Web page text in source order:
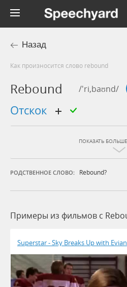
Назад
Как произносится слово rebound
Rebound /'ri,baʊnd/
отскок
ПОКАЗАТЬ
РОДСТВЕННОЕ СЛОВО: Rebound?
Примеры из фильмов c
Superstar - Sky Breaks Up with Evian